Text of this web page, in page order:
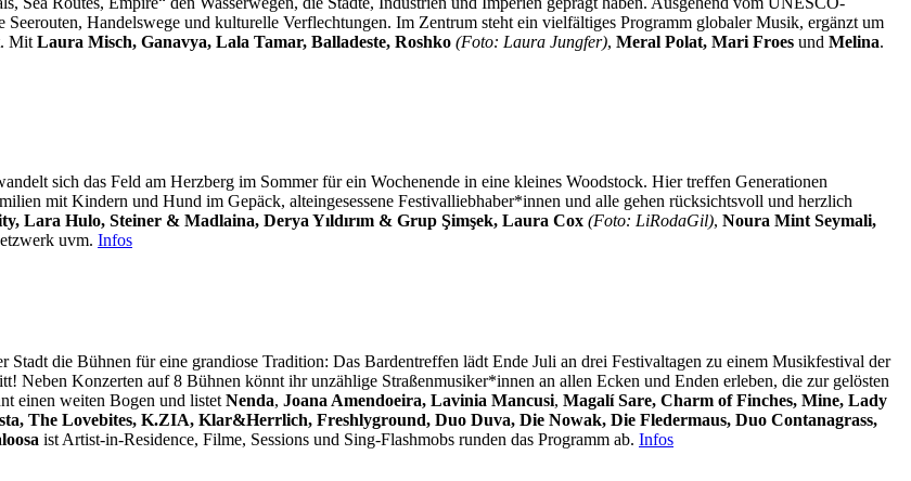
Handelswege und kulturelle Verflechtungen. Im Zentrum steht ein vielfältiges Programm globaler Musik, ergänzt um
Mit Laura Misch, Ganavya, Lala Tamar, Balladeste, Roshko (Foto: Laura Jungfer), Meral Polat, Mari Froes und Melina.
sich das Feld am Herzberg im Sommer für ein Wochenende in eine kleines Woodstock. Hier treffen Generationen
mit Kindern und Hund im Gepäck, alteingesessene Festivalliebhaber*innen und alle gehen rücksichtsvoll und herzlich
Lara Hulo, Steiner & Madlaina, Derya Yıldırım & Grup Şimşek, Laura Cox (Foto: LiRodaGil), Noura Mint Seymali,
uvm. Infos
Stadt die Bühnen für eine grandiose Tradition: Das Bardentreffen lädt Ende Juli an drei Festivaltagen zu einem Musikfestival der
Neben Konzerten auf 8 Bühnen könnt ihr unzählige Straßenmusiker*innen an allen Ecken und Enden erleben, die zur gelösten
einen weiten Bogen und listet Nenda, Joana Amendoeira, Lavinia Mancusi, Magalí Sare, Charm of Finches, Mine, Lady
The Lovebites, K.ZIA, Klar&Herrlich, Freshlyground, Duo Duva, Die Nowak, Die Fledermaus, Duo Contanagrass,
ist Artist-in-Residence, Filme, Sessions und Sing-Flashmobs runden das Programm ab. Infos